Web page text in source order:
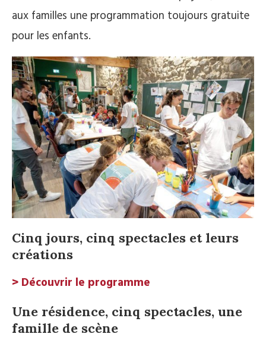
aux familles une programmation toujours gratuite
pour les enfants.
Cinq jours, cinq spectacles et leurs
créations
> Découvrir le programme
Une résidence, cinq spectacles, une
famille de scène